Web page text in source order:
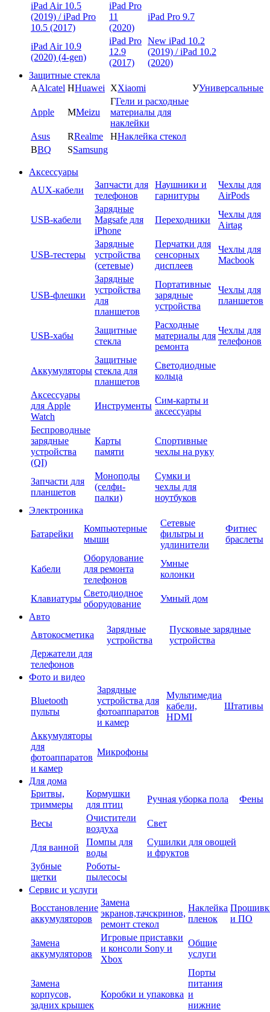
iPad Air 10.5
(2019) / iPad Pro
10.5 (2017)
iPad Pro
11
(2020)
iPad Pro 9.7
iPad Air 10.9
(2020) (4-gen)
iPad Pro
12.9
(2017)
New iPad 10.2
(2019) / iPad 10.2
(2020)
Защитные стекла
AAlcatel HHuawei XXiaomi УУниверсальные
Apple MMeizu
ГГели и расходные
материалы для
наклейки
Asus
RRealme ННаклейка стекол
BBQ SSamsung
Аксессуары
AUX-кабели
Запчасти для
телефонов
Наушники и
гарнитуры
Чехлы для
AirPods
USB-кабели
Зарядные
Magsafe для
iPhone
Переходники
Чехлы для
Airtag
USB-тестеры
Зарядные
устройства
(сетевые)
Перчатки для
сенсорных
дисплеев
Чехлы для
Macbook
USB-флешки
Зарядные
устройства
для
планшетов
Портативные
зарядные
устройства
Чехлы для
планшетов
USB-хабы
Защитные
стекла
Расходные
материалы для
ремонта
Чехлы для
телефонов
Аккумуляторы
Защитные
стекла для
планшетов
Светодиодные
кольца
Аксессуары
для Apple
Watch
Инструменты
Сим-карты и
аксессуары
Беспроводные
зарядные
устройства
(QI)
Карты
памяти
Спортивные
чехлы на руку
Запчасти для
планшетов
Моноподы
(селфи-
палки)
Сумки и
чехлы для
ноутбуков
Электроника
Батарейки
Компьютерные
мыши
Сетевые
фильтры и
удлинители
Фитнес
браслеты
Кабели
Оборудование
для ремонта
телефонов
Умные
колонки
Клавиатуры
Светодиодное
оборудование
Умный дом
Авто
Автокосметика
Зарядные
устройства
Пусковые зарядные
устройства
Держатели для
телефонов
Фото и видео
Bluetooth
пульты
Зарядные
устройства для
фотоаппаратов
и камер
Мультимедиа
кабели,
HDMI
Штативы
Аккумуляторы
для
фотоаппаратов
и камер
Микрофоны
Для дома
Бритвы,
триммеры
Кормушки
для птиц
Ручная уборка пола Фены
Весы
Очистители
воздуха
Свет
Для ванной
Помпы для
воды
Сушилки для овощей
и фруктов
Зубные
щетки
Роботы-
пылесосы
Сервис и услуги
Восстановление
аккумуляторов
Замена
экранов,тачскринов,
ремонт стекол
Наклейка
пленок
и ПО
Замена
аккумуляторов
Игровые приставки
и консоли Sony и
Xbox
Общие
услуги
Замена
корпусов,
задних крышек
Коробки и упаковка
Порты
питания
и
нижние